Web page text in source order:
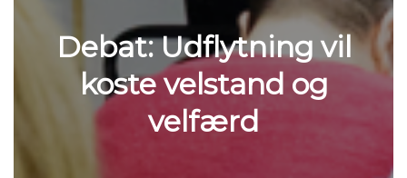
Debat: Udflytning vil
koste velstand og
velfærd